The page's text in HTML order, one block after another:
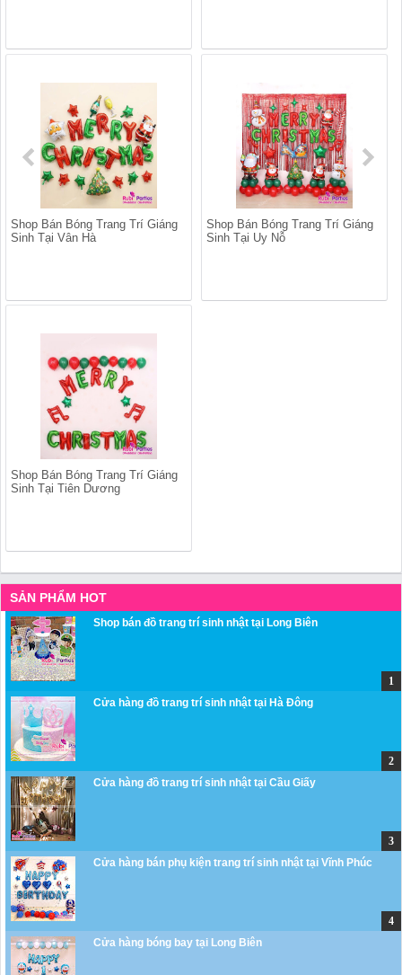
Shop Bán Bóng Trang Trí Giáng
Sinh Tại Vân Hà
Shop Bán Bóng Trang Trí Giáng
Sinh Tại Uy Nỗ
Shop Bán Bóng Trang Trí Giáng
Sinh Tại Tiên Dương
SẢN PHẨM HOT
Shop bán đồ trang trí sinh nhật tại Long Biên
Cửa hàng đồ trang trí sinh nhật tại Hà Đông
Cửa hàng đồ trang trí sinh nhật tại Cầu Giấy
Cửa hàng bán phụ kiện trang trí sinh nhật tại Vĩnh Phúc
Cửa hàng bóng bay tại Long Biên